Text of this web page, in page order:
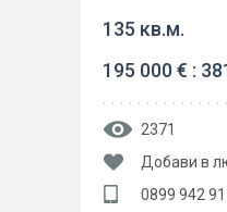
135 кв.м.
195 000 € :
2371
Добави в
0899 942